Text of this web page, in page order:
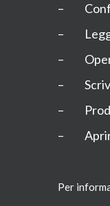
–
–
–
–
–
– Aprire
Per